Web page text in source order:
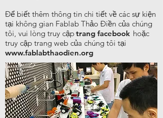
Để biết thêm thông tin chi tiết về các sự kiện
tại không gian Fablab Thảo Điền của chúng
tôi, vui lòng truy cậptrang facebook hoặc
truy cập trang web của chúng tôi tại
www.fablabthaodien.org